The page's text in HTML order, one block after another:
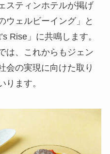
スティンホテルが掲げ
ウェルビーイング」と
Rise」に共鳴します。
は、これからもジェン
会の実現に向けた取り
ります。